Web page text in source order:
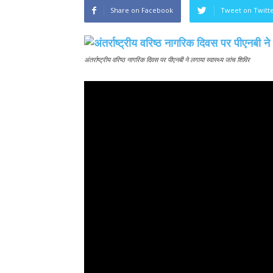
Share on Facebook Tweet on
अंतर्राष्ट्रीय वरिष्ठ नागरिक दिवस पर पीएनबी ने लगाया स्वास्थ्य जांच शिविर